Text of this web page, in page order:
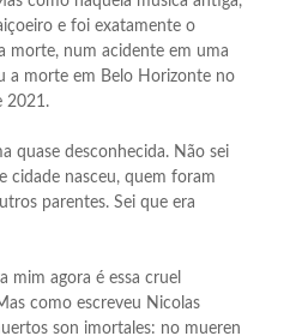
e foi exatamente o
morte, num acidente em uma
a morte em Belo Horizonte no
2021.
quase desconhecida. Não sei
cidade nasceu, quem foram
parentes. Sei que era
mim agora é essa cruel
como escreveu Nicolas
son imortales: no mueren